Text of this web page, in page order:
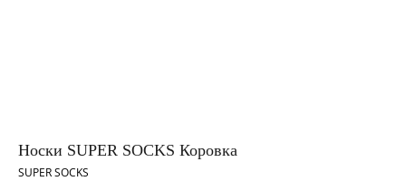
Носки SUPER SOCKS Коровка
SUPER SOCKS